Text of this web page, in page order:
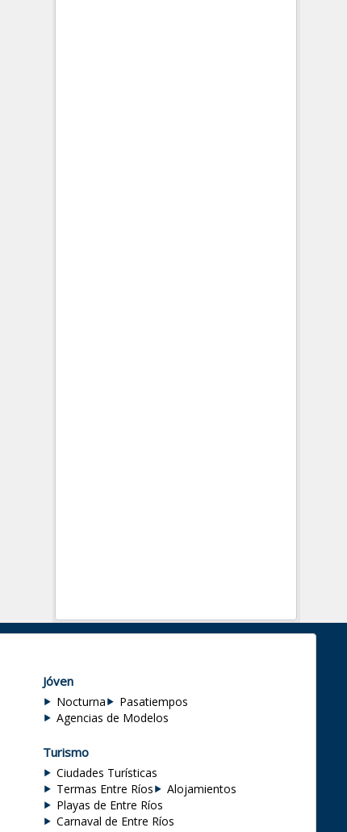
Jóven
Nocturna
Pasatiempos
Agencias de Modelos
Turismo
Ciudades Turísticas
Termas Entre Ríos
Alojamientos
Playas de Entre Ríos
Carnaval de Entre Ríos